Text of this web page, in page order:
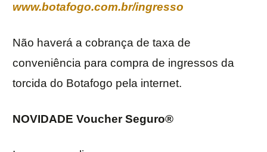
www.botafogo.com.br/ingresso
Não haverá a cobrança de taxa de
conveniência para compra de ingressos da
torcida do Botafogo pela internet.
NOVIDADE Voucher Seguro®